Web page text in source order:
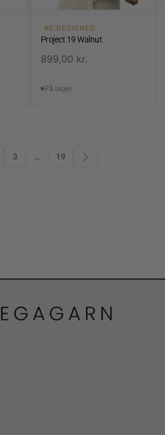
RE:DESIGNED
Project 19 Walnut
899,00 kr.
På lager
3 … 19